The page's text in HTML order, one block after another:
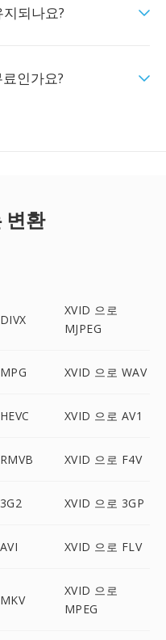
되나요?
인가요?
변환
XVID 으로
MJPEG
XVID 으로 WAV
XVID 으로 AV1
XVID 으로 F4V
XVID 으로 3GP
XVID 으로 FLV
XVID 으로
MPEG